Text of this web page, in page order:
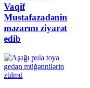
Vaqif
Mustafazadənin
məzarını ziyarət
edib